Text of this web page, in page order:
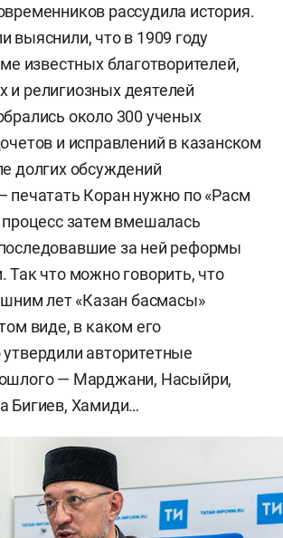
рассудила история.
выяснили, что в 1909 году
известных благотворителей,
и религиозных деятелей
около 300 ученых
и исправлений в казанском
долгих обсуждений
печатать Коран нужно по «Расм
затем вмешалась
за ней реформы
Так что можно говорить, что
лет «Казан басмасы»
виде, в каком его
авторитетные
— Марджани, Насыйри,
Бигиев, Хамиди…